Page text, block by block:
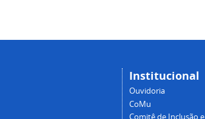
Institucional
Ouvidoria
CoMu